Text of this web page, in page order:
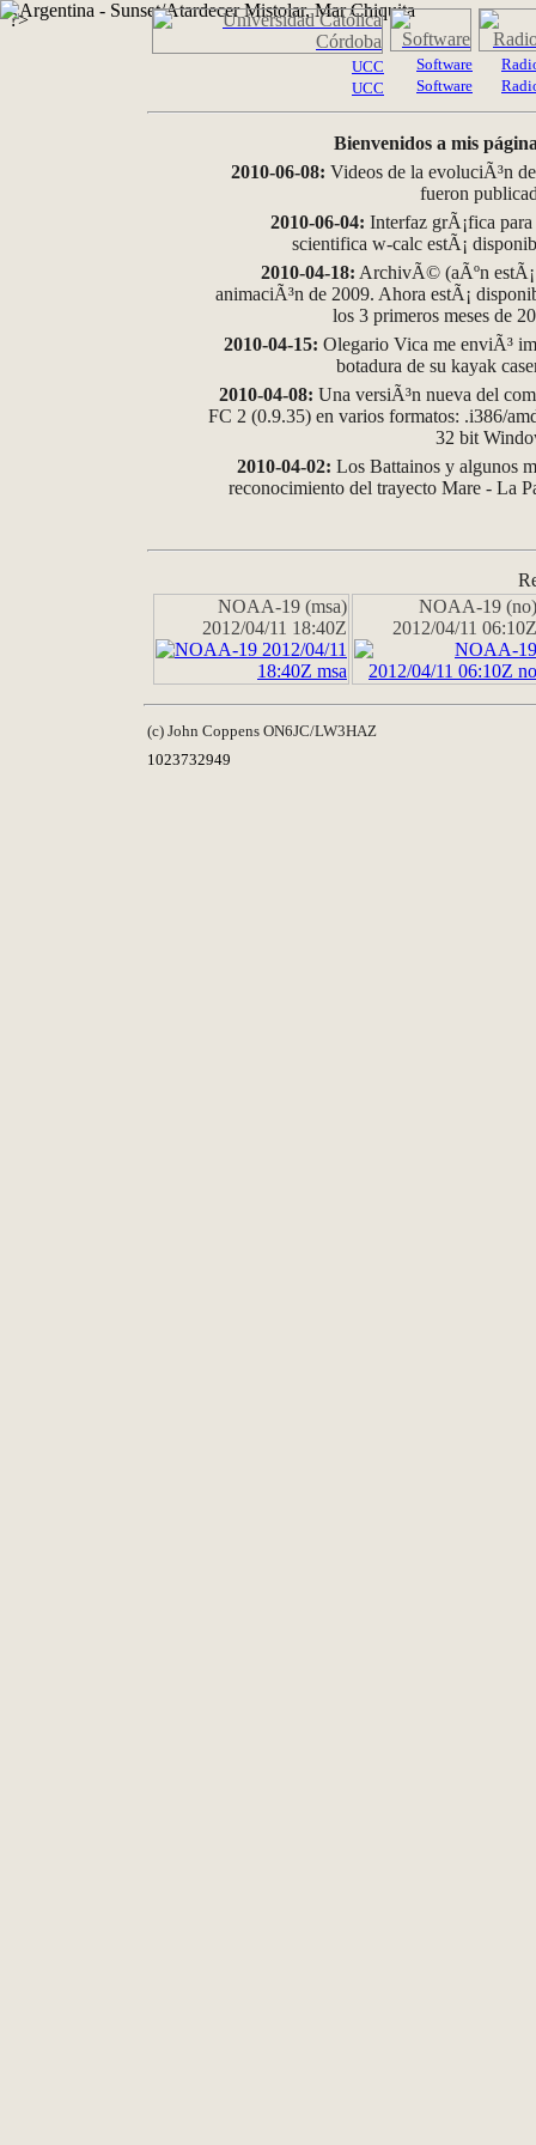
?>
UCC
UCC
Software
Software
Bienvenidos a mis
2010-06-08: Videos de la evoluciÃ³n
fueron
2010-06-04: Interfaz grÃ¡fica
scientifica w-calc estÃ¡
2010-04-18: ArchivÃ© (aÃºn
animaciÃ³n de 2009. Ahora estÃ¡
los 3 primeros meses de
2010-04-15: Olegario Vica me enviÃ³
botadura de su kayak
2010-04-08: Una versiÃ³n nueva del
FC 2 (0.9.35) en varios formatos: .i386/
32 bit
2010-04-02: Los Battainos y algunos
reconocimiento del trayecto Mare - La
NOAA-19 (msa)
2012/04/11 18:40Z
NOAA-19 (no)
2012/04/11 06:10Z
(c) John Coppens ON6JC/LW3HAZ
1023732949